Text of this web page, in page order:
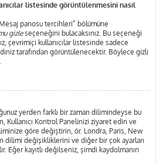
listesinde görüntülenmesini nasıl
panosu tercihleri” bölümüne
gizleseçeneğini bulacaksınız. Bu seçeneği
çevrimiçi kullanıcılar listesinde sadece
tarafından görüntülenecektir. Böylece gizli
yerden farklı bir zaman dilimindeyse bu
Kullanıcı Kontrol Panelinizi ziyaret edin ve
göre değiştirin, ör. Londra, Paris, New
dilimi değişikliklerini ve diğer bir çok ayarları
Eğer kayıtlı değilseniz, şimdi kaydolmanın